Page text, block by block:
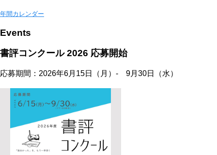
年間カレンダー
Events
書評コンクール 2026 応募開始
応募期間：2026年6月15日（月）- 9月30日（水）